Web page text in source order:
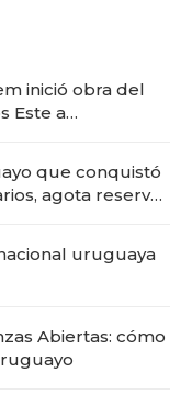
inició obra del
Este a
que conquistó
agota reservas
uruguaya
Abiertas: cómo